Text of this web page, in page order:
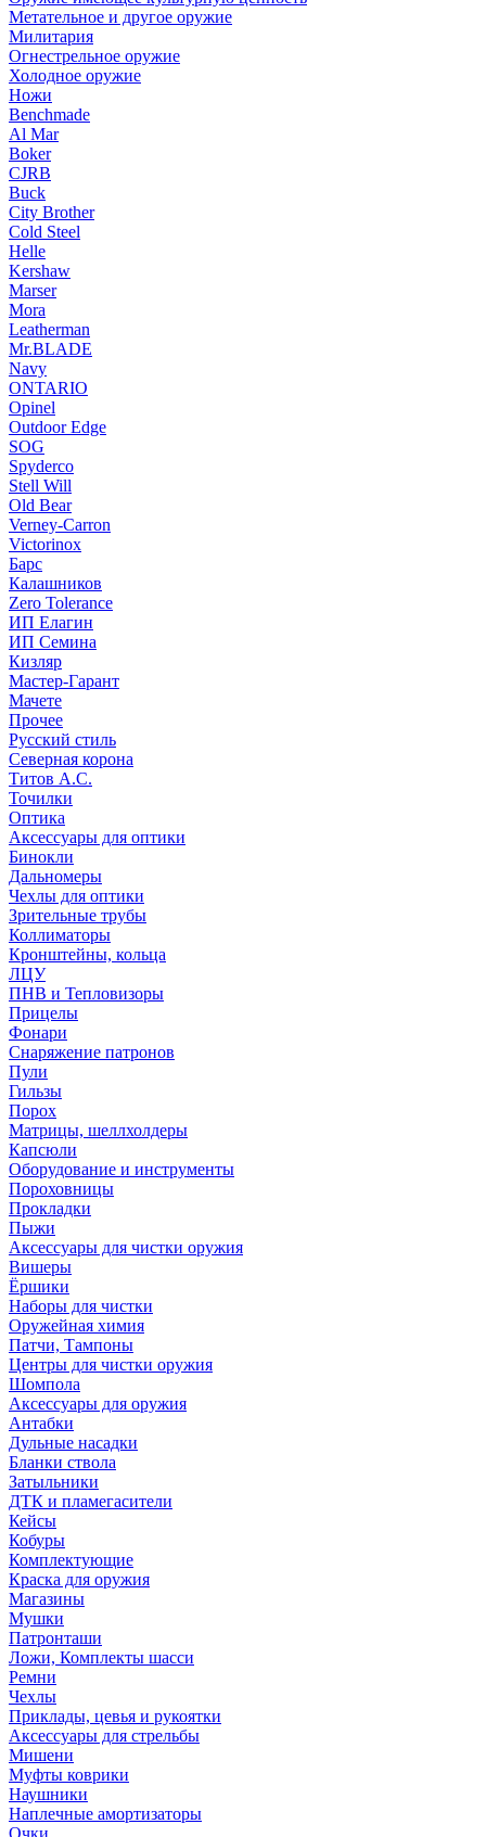
Метательное и другое оружие
Милитария
Огнестрельное оружие
Холодное оружие
Ножи
Benchmade
Al Mar
Boker
CJRB
Buck
City Brother
Cold Steel
Helle
Kershaw
Marser
Mora
Leatherman
Mr.BLADE
Navy
ONTARIO
Opinel
Outdoor Edge
SOG
Spyderco
Stell Will
Old Bear
Verney-Carron
Victorinox
Барс
Калашников
Zero Tolerance
ИП Елагин
ИП Семина
Кизляр
Мастер-Гарант
Мачете
Прочее
Русский стиль
Северная корона
Титов А.С.
Точилки
Оптика
Аксессуары для оптики
Бинокли
Дальномеры
Чехлы для оптики
Зрительные трубы
Коллиматоры
Кронштейны, кольца
ЛЦУ
ПНВ и Тепловизоры
Прицелы
Фонари
Снаряжение патронов
Пули
Гильзы
Порох
Матрицы, шеллхолдеры
Капсюли
Оборудование и инструменты
Пороховницы
Прокладки
Пыжи
Аксессуары для чистки оружия
Вишеры
Ёршики
Наборы для чистки
Оружейная химия
Патчи, Тампоны
Центры для чистки оружия
Шомпола
Аксессуары для оружия
Антабки
Дульные насадки
Бланки ствола
Затыльники
ДТК и пламегасители
Кейсы
Кобуры
Комплектующие
Краска для оружия
Магазины
Мушки
Патронташи
Ложи, Комплекты шасси
Ремни
Чехлы
Приклады, цевья и рукоятки
Аксессуары для стрельбы
Мишени
Муфты коврики
Наушники
Наплечные амортизаторы
Очки